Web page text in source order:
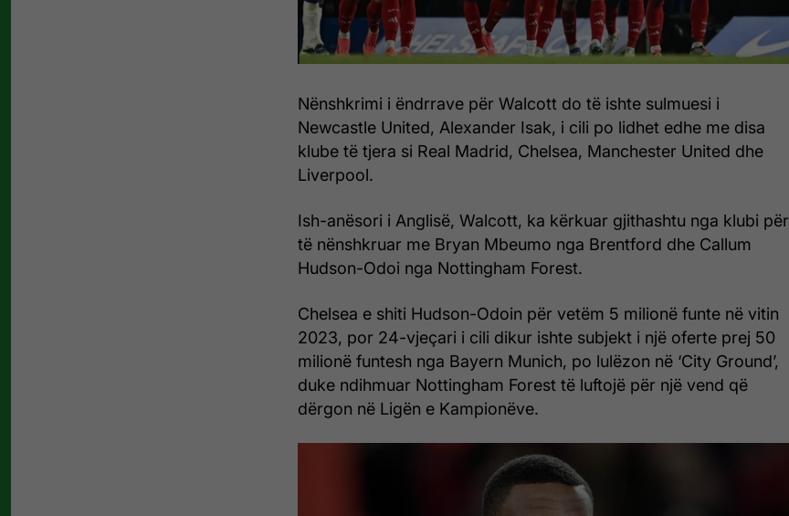
Nënshkrimi i ëndrrave për Walcott do të ishte sulmuesi i
Newcastle United, Alexander Isak, i cili po lidhet edhe me disa
klube të tjera si Real Madrid, Chelsea, Manchester United dhe
Liverpool.
Ish-anësori i Anglisë, Walcott, ka kërkuar gjithashtu nga klubi për
të nënshkruar me Bryan Mbeumo nga Brentford dhe Callum
Hudson-Odoi nga Nottingham Forest.
Chelsea e shiti Hudson-Odoin për vetëm 5 milionë funte në vitin
2023, por 24-vjeçari i cili dikur ishte subjekt i një oferte prej 50
milionë funtesh nga Bayern Munich, po lulëzon në ‘City Ground’,
duke ndihmuar Nottingham Forest të luftojë për një vend që
dërgon në Ligën e Kampionëve.